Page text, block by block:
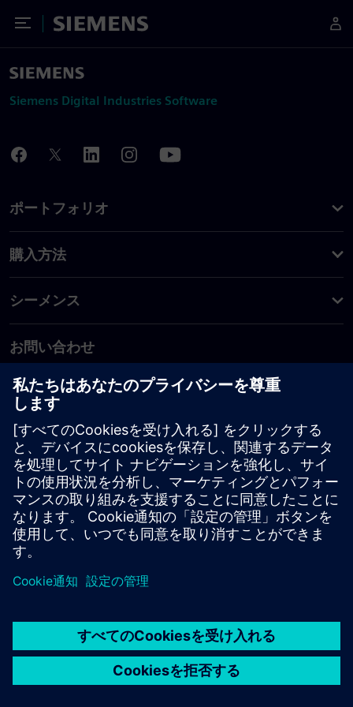
Toggle Menu
Siemens
Siemens Digital Industries Software
ポートフォリオ
購入方法
シーメンス
お問い合わせ
PLM製品のお問い合わせ
EDA製品のお問い合わせ
世界各地の事業拠点
サポート・センター
ご意見・ご要望
違法コピーの連絡先
© Siemens2026
タル・ミレニアム著作権法 (DMCA)
内部通報